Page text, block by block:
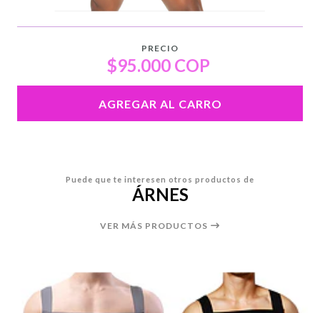
PRECIO
$95.000 COP
AGREGAR AL CARRO
Puede que te interesen otros productos de
ÁRNES
VER MÁS PRODUCTOS